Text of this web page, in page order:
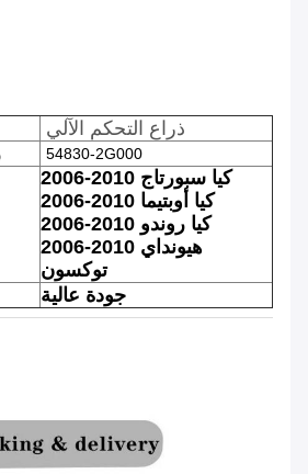
ذراع التحكم الآلي
54830-2G000
2006-2010 كيا سبورتاج
2006-2010 كيا أوبتيما
2006-2010 كيا روندو
2006-2010 هيونداي
توكسون
جودة عالية